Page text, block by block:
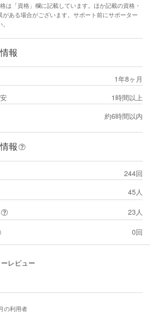
は「資格」欄に記載しています。ほか記載の資格・
がある場合がございます。サポート前にサポーター
報
1年8ヶ月
1時間以上
約6時間以内
報
244回
45人
23人
0回
レビュー
の利用者